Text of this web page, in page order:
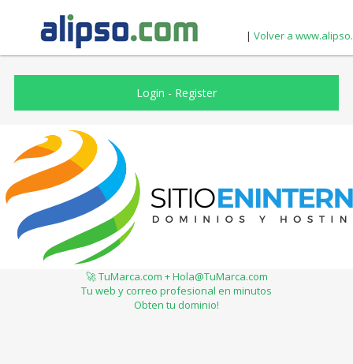
| Volver a
Login - Register
🚀 TuMarca.com + Hola@TuMarca.com
Tu web y correo profesional en minutos
Obten tu dominio!